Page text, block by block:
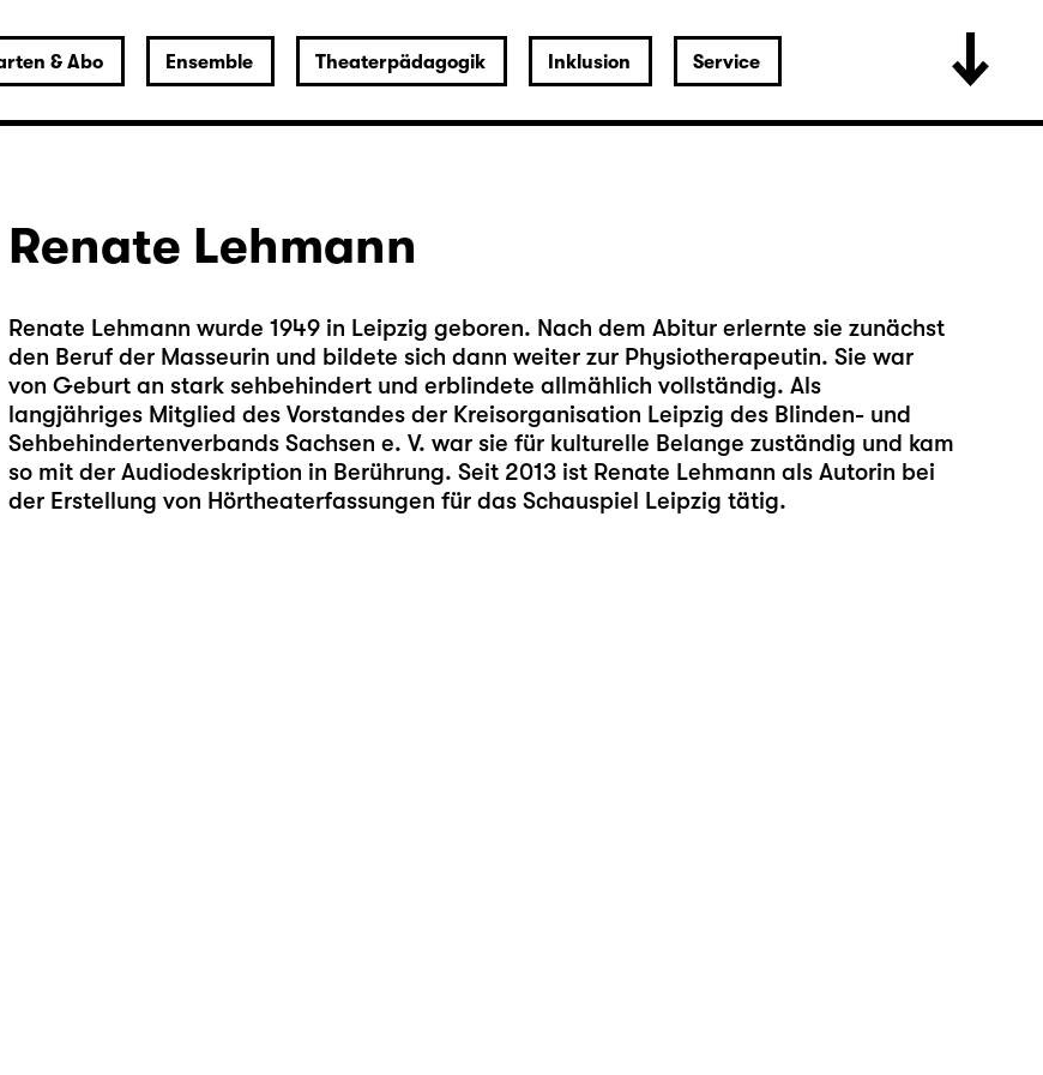
& Abo Ensemble Theaterpädagogik Inklusion Service
Renate Lehmann
Renate Lehmann wurde 1949 in Leipzig geboren. Nach dem Abitur erlernte sie zunächst
den Beruf der Masseurin und bildete sich dann weiter zur Physiotherapeutin. Sie war
von Geburt an stark sehbehindert und erblindete allmählich vollständig. Als
langjähriges Mitglied des Vorstandes der Kreisorganisation Leipzig des Blinden- und
Sehbehindertenverbands Sachsen e. V. war sie für kulturelle Belange zuständig und kam
so mit der Audiodeskription in Berührung. Seit 2013 ist Renate Lehmann als Autorin bei
der Erstellung von Hörtheaterfassungen für das Schauspiel Leipzig tätig.